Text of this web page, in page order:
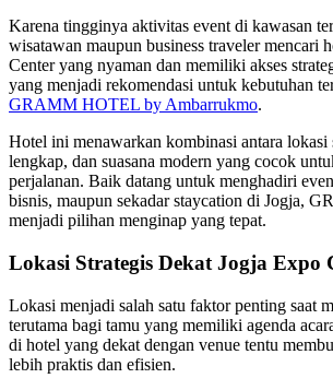
Karena tingginya aktivitas event di kawasan
wisatawan maupun business traveler mencari
Center yang nyaman dan memiliki akses
yang menjadi rekomendasi untuk kebutuhan
GRAMM HOTEL by Ambarrukmo.
Hotel ini menawarkan kombinasi antara lokasi
lengkap, dan suasana modern yang cocok
perjalanan. Baik datang untuk menghadiri
bisnis, maupun sekadar staycation di Jogja,
menjadi pilihan menginap yang tepat.
Lokasi Strategis Dekat Jogja Expo
Lokasi menjadi salah satu faktor penting saat
terutama bagi tamu yang memiliki agenda
di hotel yang dekat dengan venue tentu
lebih praktis dan efisien.